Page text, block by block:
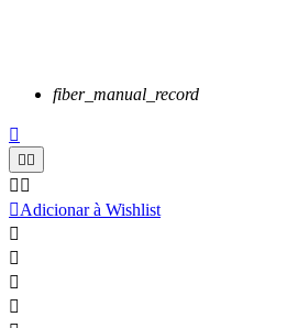
fiber_manual_record

 
 
Adicionar à Wishlist



